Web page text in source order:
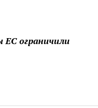
ЕС ограничили